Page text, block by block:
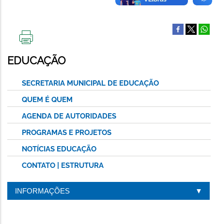
ESTA
PÁGINA
EDUCAÇÃO
SECRETARIA MUNICIPAL DE EDUCAÇÃO
QUEM É QUEM
AGENDA DE AUTORIDADES
PROGRAMAS E PROJETOS
NOTÍCIAS EDUCAÇÃO
CONTATO | ESTRUTURA
INFORMAÇÕES